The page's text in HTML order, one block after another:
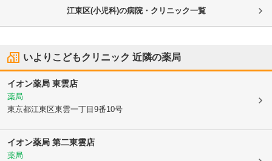
江東区(小児科)の病院・クリニック一覧
いよりこどもクリニック 近隣の薬局
イオン薬局 東雲店
薬局
東京都江東区東雲一丁目9番10号
イオン薬局 第二東雲店
薬局